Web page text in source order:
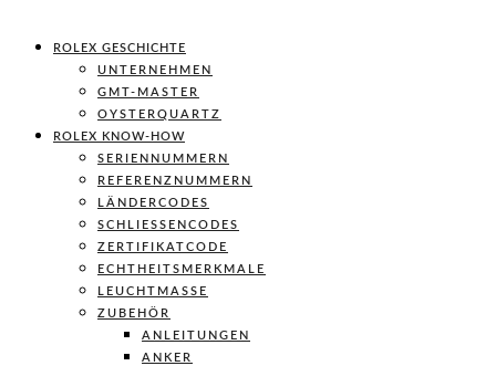
ROLEX GESCHICHTE
UNTERNEHMEN
GMT-MASTER
OYSTERQUARTZ
ROLEX KNOW-HOW
SERIENNUMMERN
REFERENZNUMMERN
LÄNDERCODES
SCHLIESSENCODES
ZERTIFIKATCODE
ECHTHEITSMERKMALE
LEUCHTMASSE
ZUBEHÖR
ANLEITUNGEN
ANKER